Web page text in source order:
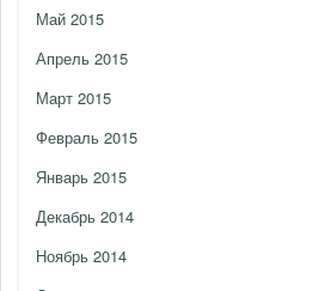
Май 2015
Апрель 2015
Март 2015
Февраль 2015
Январь 2015
Декабрь 2014
Ноябрь 2014